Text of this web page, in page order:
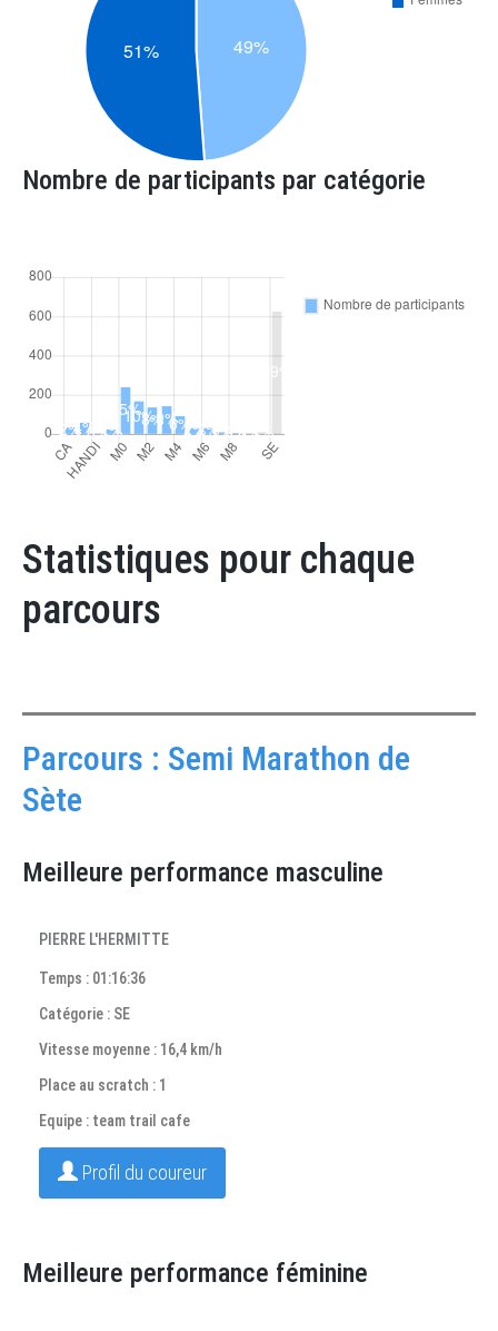
Nombre de participants par catégorie
Statistiques pour chaque
parcours
Parcours : Semi Marathon de
Sète
Meilleure performance masculine
PIERRE L'HERMITTE
Temps : 01:16:36
Catégorie : SE
Vitesse moyenne : 16,4 km/h
Place au scratch : 1
Equipe : team trail cafe
Profil du coureur
Meilleure performance féminine